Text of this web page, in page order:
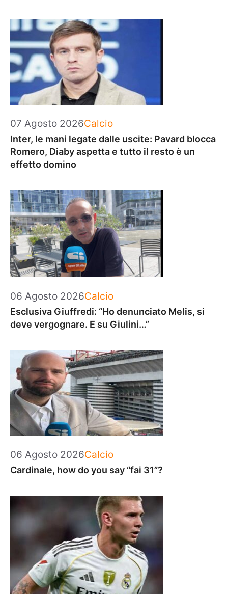
07 Agosto 2026Categorie
Calcio
Inter, le mani legate dalle uscite: Pavard blocca
Romero, Diaby aspetta e tutto il resto è un
effetto domino
06 Agosto 2026Categorie
Calcio
Esclusiva Giuffredi: “Ho denunciato Melis, si
deve vergognare. E su Giulini…”
06 Agosto 2026Categorie
Calcio
Cardinale, how do you say “fai 31”?